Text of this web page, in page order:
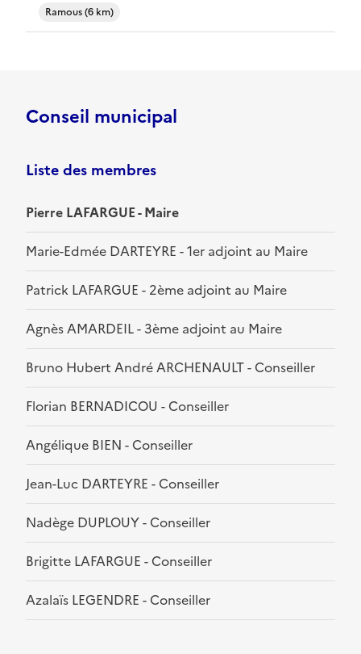
Ramous (6 km)
Conseil municipal
Liste des membres
Pierre LAFARGUE - Maire
Marie-Edmée DARTEYRE - 1er adjoint au Maire
Patrick LAFARGUE - 2ème adjoint au Maire
Agnès AMARDEIL - 3ème adjoint au Maire
Bruno Hubert André ARCHENAULT - Conseiller
Florian BERNADICOU - Conseiller
Angélique BIEN - Conseiller
Jean-Luc DARTEYRE - Conseiller
Nadège DUPLOUY - Conseiller
Brigitte LAFARGUE - Conseiller
Azalaïs LEGENDRE - Conseiller